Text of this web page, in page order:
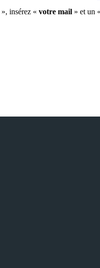
», insérez « votre mail » et un «